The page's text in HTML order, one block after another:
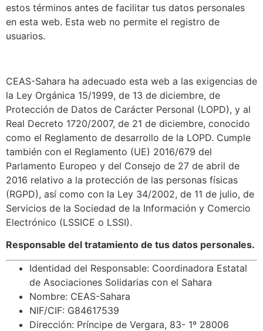
estos términos antes de facilitar tus datos personales
en esta web. Esta web no permite el registro de
usuarios.
CEAS-Sahara ha adecuado esta web a las exigencias de
la Ley Orgánica 15/1999, de 13 de diciembre, de
Protección de Datos de Carácter Personal (LOPD), y al
Real Decreto 1720/2007, de 21 de diciembre, conocido
como el Reglamento de desarrollo de la LOPD. Cumple
también con el Reglamento (UE) 2016/679 del
Parlamento Europeo y del Consejo de 27 de abril de
2016 relativo a la protección de las personas físicas
(RGPD), así como con la Ley 34/2002, de 11 de julio, de
Servicios de la Sociedad de la Información y Comercio
Electrónico (LSSICE o LSSI).
Responsable del tratamiento de tus datos personales.
Identidad del Responsable: Coordinadora Estatal
de Asociaciones Solidarias con el Sahara
Nombre: CEAS-Sahara
NIF/CIF: G84617539
Dirección: Príncipe de Vergara, 83- 1º 28006